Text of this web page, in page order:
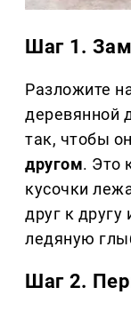
Шаг 1.
Разложите
деревянной
так, чтобы
другом. Это
кусочки
друг к
ледяную
Шаг 2.